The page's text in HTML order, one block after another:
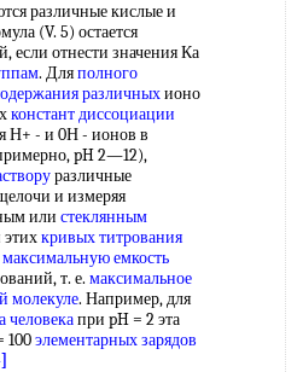
различные кислые и
(V. 5) остается
если отнести значения Ка
. Дляполного
различныхионо
констант диссоциации
Н+ - и 0Н - ионов в
pH 2—12),
различные
и измеряя
или стеклянным
кривых титрования
максимальную емкость
т. е. максимальное
молекуле. Например, для
человекапри pH = 2 эта
100элементарных зарядов